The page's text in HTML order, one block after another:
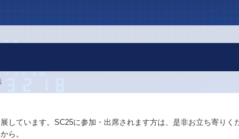
しています。SC25に参加・出席されます方は、是非お立ち寄りく
から。